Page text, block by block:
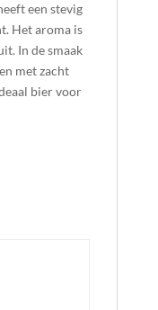
een stevig
Het aroma is
In de smaak
met zacht
bier voor